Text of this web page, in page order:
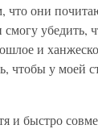
что они
убедить,
и
чтобы у моей
и быстро